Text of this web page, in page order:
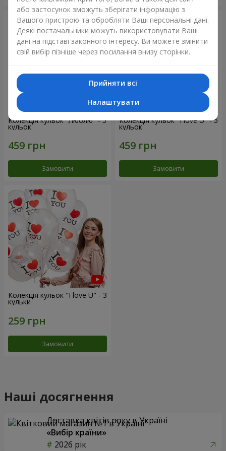
Колекція кульок "Люблю" - 5
кульок
Замовити
Колекція кульок "I love U" - 5
кульок
Замовити
Колекція кульок "I love U" - 3
кульки
Замовити
Наші досягнення
Доставка квітів року в Україні
«Вибір країни»
2026 рік
або застосунок зможуть зберігати інформацію з
Вашого пристрою та обробляти Ваші персональні дані.
Деякі постачальники можуть використовувати Ваші
дані на підставі законного інтересу. Ви можете змінити
свій вибір пізніше через посилання внизу сторінки.
Прийняти всі
Налаштувати